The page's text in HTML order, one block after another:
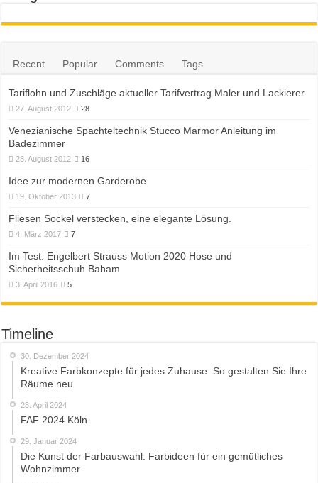
Recent Popular Comments Tags
Tariflohn und Zuschläge aktueller Tarifvertrag Maler und Lackierer
27. August 2012 28
Venezianische Spachteltechnik Stucco Marmor Anleitung im
Badezimmer
28. August 2012 16
Idee zur modernen Garderobe
19. Oktober 2013 7
Fliesen Sockel verstecken, eine elegante Lösung.
4. März 2017 7
Im Test: Engelbert Strauss Motion 2020 Hose und
Sicherheitsschuh Baham
3. April 2016 5
Timeline
30. Dezember 2024
Kreative Farbkonzepte für jedes Zuhause: So gestalten Sie Ihre
Räume neu
23. April 2024
FAF 2024 Köln
29. Januar 2024
Die Kunst der Farbauswahl: Farbideen für ein gemütliches
Wohnzimmer